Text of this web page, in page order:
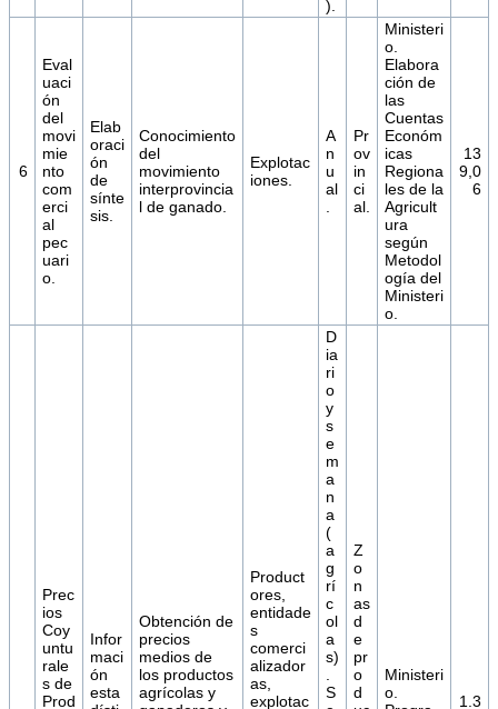
).
6
Eval
uaci
ón
del
movi
mie
nto
com
erci
al
pec
uari
o.
Elab
oraci
ón
de
sínte
sis.
Conocimiento
del
movimiento
interprovincia
l de ganado.
Explotac
iones.
A
n
u
al
Pr
ov
in
ci
al.
Ministeri
o.
Elabora
ción de
las
Cuentas
Económ
icas
Regiona
les de la
Agricult
ura
según
Metodol
ogía del
Ministeri
o.
13
9,0
6
Prec
ios
Coy
untu
rale
s de
Prod
Infor
maci
ón
esta
Obtención de
precios
medios de
los productos
agrícolas y
Product
ores,
entidade
s
comerci
alizador
as,
explotac
D
ia
ri
o
y
s
e
m
a
n
a
(
a
g
rí
c
ol
a
s)
S
Z
o
n
as
d
e
pr
o
d
Ministeri
o.
1.3